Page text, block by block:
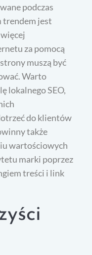
podczas
trendem jest
za pomocą
muszą być
Warto
lokalnego SEO,
do klientów
także
wartościowych
marki poprzez
treści i link